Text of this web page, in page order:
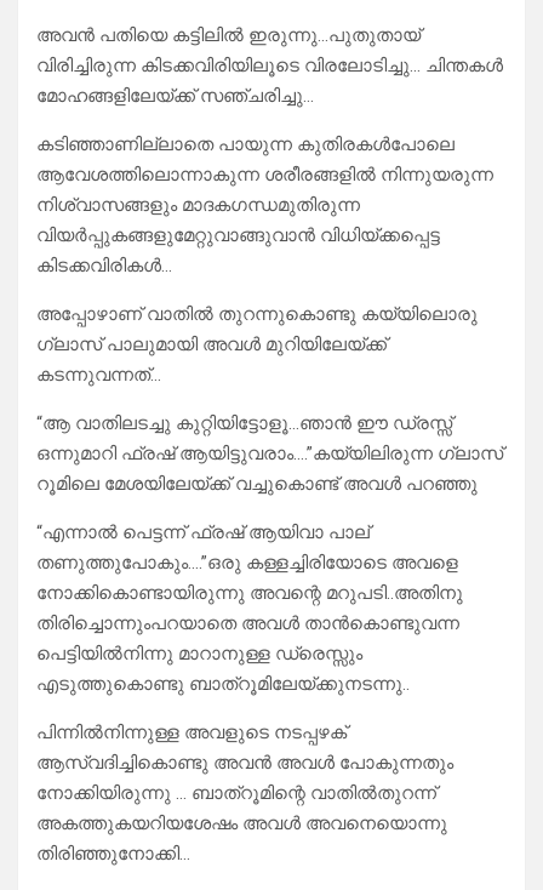
അവൻ പതിയെ കട്ടിലിൽ ഇരുന്നു…പുതുതായ്
വിരിച്ചിരുന്ന കിടക്കവിരിയിലൂടെ വിരലോടിച്ചു… ചിന്തകൾ
മോഹങ്ങളിലേയ്ക്ക് സഞ്ചരിച്ചു…
കടിഞ്ഞാണില്ലാതെ പായുന്ന കുതിരകൾപോലെ
ആവേശത്തിലൊന്നാകുന്ന ശരീരങ്ങളിൽ നിന്നുയരുന്ന
നിശ്വാസങ്ങളും മാദകഗന്ധമുതിരുന്ന
വിയർപ്പുകങ്ങളുമേറ്റുവാങ്ങുവാൻ വിധിയ്ക്കപ്പെട്ട
കിടക്കവിരികൾ…
അപ്പോഴാണ് വാതിൽ തുറന്നുകൊണ്ടു കയ്യിലൊരു
ഗ്ലാസ് പാലുമായി അവൾ മുറിയിലേയ്ക്ക്
കടന്നുവന്നത്…
“ആ വാതിലടച്ചു കുറ്റിയിട്ടോളൂ…ഞാൻ ഈ ഡ്രസ്സ്
ഒന്നുമാറി ഫ്രഷ്‌ ആയിട്ടുവരാം….”കയ്യിലിരുന്ന ഗ്ലാസ്
റൂമിലെ മേശയിലേയ്ക്ക് വച്ചുകൊണ്ട് അവൾ പറഞ്ഞു
“എന്നാൽ പെട്ടന്ന് ഫ്രഷ്‌ ആയിവാ പാല്
തണുത്തുപോകും….”ഒരു കള്ളച്ചിരിയോടെ അവളെ
നോക്കികൊണ്ടായിരുന്നു അവന്റെ മറുപടി..അതിനു
തിരിച്ചൊന്നുംപറയാതെ അവൾ താൻകൊണ്ടുവന്ന
പെട്ടിയിൽനിന്നു മാറാനുള്ള ഡ്രെസ്സും
എടുത്തുകൊണ്ടു ബാത്റൂമിലേയ്ക്കുനടന്നു..
പിന്നിൽനിന്നുള്ള അവളുടെ നടപ്പഴക്
ആസ്വദിച്ചികൊണ്ടു അവൻ അവൾ പോകുന്നതും
നോക്കിയിരുന്നു … ബാത്റൂമിന്റെ വാതിൽതുറന്ന്
അകത്തുകയറിയശേഷം അവൾ അവനെയൊന്നു
തിരിഞ്ഞുനോക്കി…